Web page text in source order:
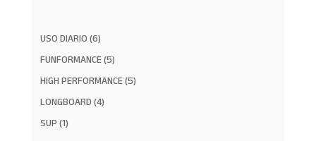
USO DIARIO 66
FUNFORMANCE 55
HIGH PERFORMANCE 55
LONGBOARD 44
SUP 11